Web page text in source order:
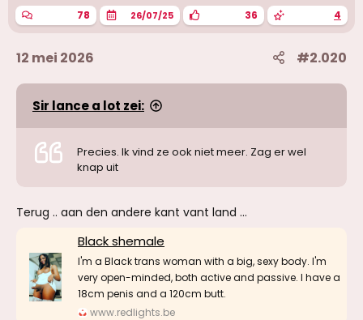
78 26/07/25 36 4
12 mei 2026 #2.020
Sir lance a lot zei:
Precies. Ik vind ze ook niet meer. Zag er wel
knap uit
Terug .. aan den andere kant vant land …
Black shemale
I'm a Black trans woman with a big, sexy body. I'm
very open-minded, both active and passive. I have a
18cm penis and a 120cm butt.
www.redlights.be